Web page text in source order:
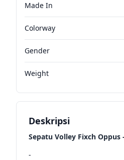
Made In
Colorway
Gender
Weight
Deskripsi
Sepatu Volley Fixch
-